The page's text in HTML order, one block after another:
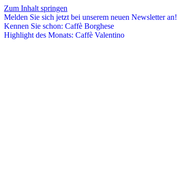
Zum Inhalt springen
Melden Sie sich jetzt bei unserem neuen Newsletter an!
Kennen Sie schon: Caffè Borghese
Highlight des Monats: Caffè Valentino